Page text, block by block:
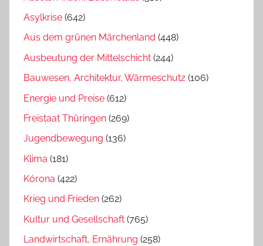
Asylkrise (642)
Aus dem grünen Märchenland (448)
Ausbeutung der Mittelschicht (244)
Bauwesen, Architektur, Wärmeschutz (106)
Energie und Preise (612)
Freistaat Thüringen (269)
Jugendbewegung (136)
Klima (181)
Kórona (422)
Krieg und Frieden (262)
Kultur und Gesellschaft (765)
Landwirtschaft, Ernährung (258)